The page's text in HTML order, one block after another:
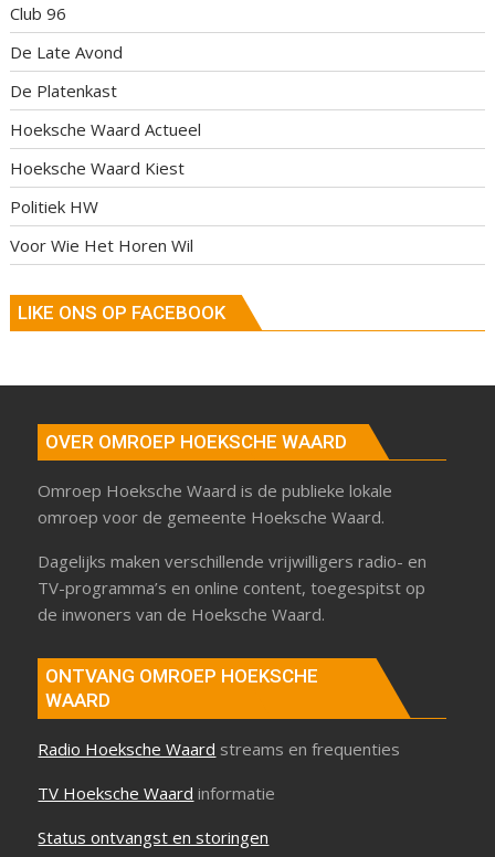
Club 96
De Late Avond
De Platenkast
Hoeksche Waard Actueel
Hoeksche Waard Kiest
Politiek HW
Voor Wie Het Horen Wil
LIKE ONS OP FACEBOOK
OVER OMROEP HOEKSCHE WAARD
Omroep Hoeksche Waard is de publieke lokale
omroep voor de gemeente Hoeksche Waard.
Dagelijks maken verschillende vrijwilligers radio- en
TV-programma’s en online content, toegespitst op
de inwoners van de Hoeksche Waard.
ONTVANG OMROEP HOEKSCHE
WAARD
Radio Hoeksche Waard streams en frequenties
TV Hoeksche Waard informatie
Status ontvangst en storingen